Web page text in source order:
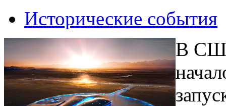
Исторические события
В